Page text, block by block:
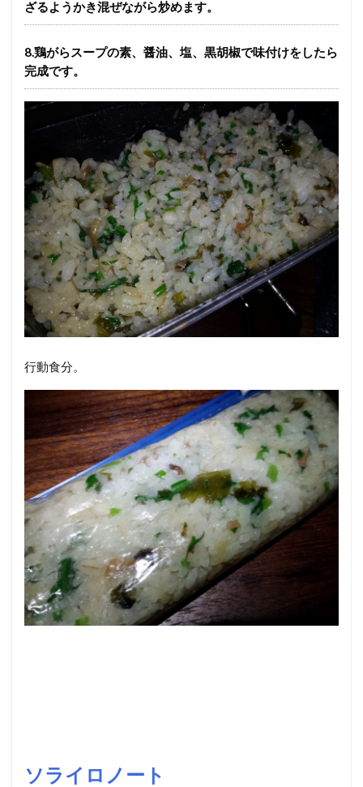
ざるようかき混ぜながら炒めます。
8.鶏がらスープの素、醤油、塩、黒胡椒で味付けをしたら
完成です。
行動食分。
ソライロノート